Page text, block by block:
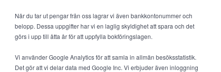
När du tar ut pengar från oss lagrar vi även bankkontonummer och
belopp. Dessa uppgifter har vi en laglig skyldighet att spara och det
görs i upp till åtta år för att uppfylla bokföringslagen.
Vi använder Google Analytics för att samla in allmän besöksstatistik.
Det gör att vi delar data med Google Inc. Vi erbjuder även inloggning